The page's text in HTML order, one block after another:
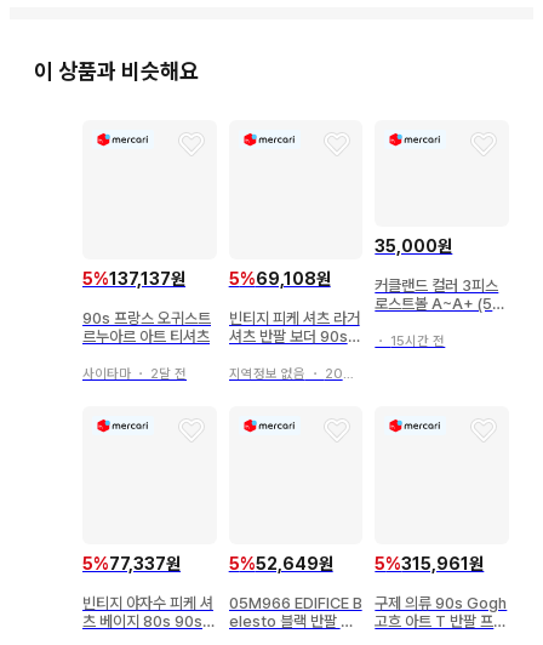
이 상품과 비슷해요
5%137,137원
90s 프랑스 오귀스트
르누아르 아트 티셔츠
사이타마 ・ 2달 전
5%69,108원
빈티지 피케 셔츠 라거
셔츠 반팔 보더 90s 0
지역정보 없음 ・ 20일 전
35,000원
커클랜드 컬러 3피스
로스트볼 A~A+ (50
・ 15시간 전
5%77,337원
빈티지 야자수 피케 셔
츠 베이지 80s 90s y
5%52,649원
05M966 EDIFICE B
elesto 블랙 반팔 피
5%315,961원
구제 의류 90s Gogh
고흐 아트 T 반팔 프린